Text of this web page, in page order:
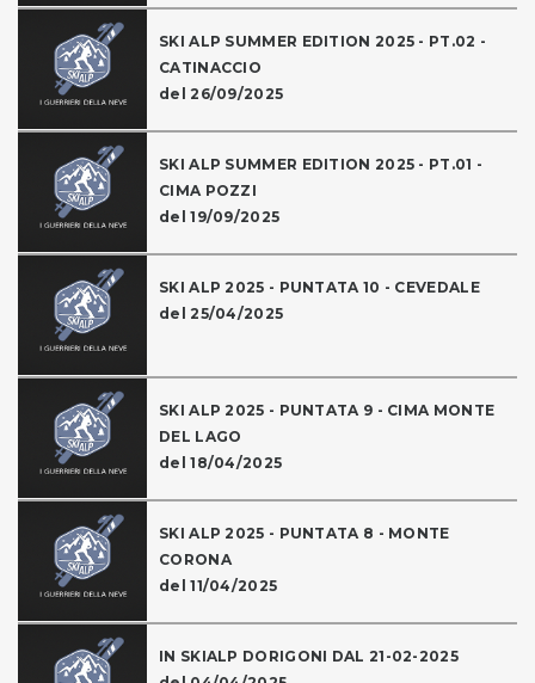
SKI ALP SUMMER EDITION 2025 - PT.02 -
CATINACCIO
del 26/09/2025
SKI ALP SUMMER EDITION 2025 - PT.01 -
CIMA POZZI
del 19/09/2025
SKI ALP 2025 - PUNTATA 10 - CEVEDALE
del 25/04/2025
SKI ALP 2025 - PUNTATA 9 - CIMA MONTE
DEL LAGO
del 18/04/2025
SKI ALP 2025 - PUNTATA 8 - MONTE
CORONA
del 11/04/2025
IN SKIALP DORIGONI DAL 21-02-2025